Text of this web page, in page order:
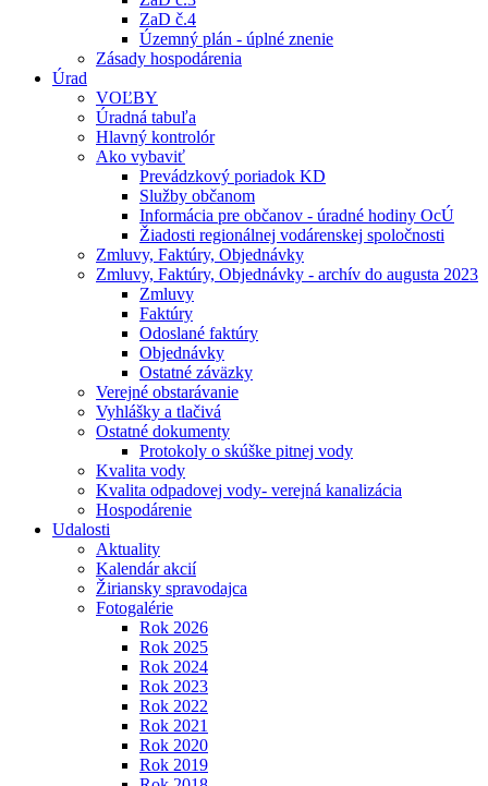
ZaD č.4
Územný plán - úplné znenie
Zásady hospodárenia
Úrad
VOĽBY
Úradná tabuľa
Hlavný kontrolór
Ako vybaviť
Prevádzkový poriadok KD
Služby občanom
Informácia pre občanov - úradné hodiny OcÚ
Žiadosti regionálnej vodárenskej spoločnosti
Zmluvy, Faktúry, Objednávky
Zmluvy, Faktúry, Objednávky - archív do augusta 2023
Zmluvy
Faktúry
Odoslané faktúry
Objednávky
Ostatné záväzky
Verejné obstarávanie
Vyhlášky a tlačivá
Ostatné dokumenty
Protokoly o skúške pitnej vody
Kvalita vody
Kvalita odpadovej vody- verejná kanalizácia
Hospodárenie
Udalosti
Aktuality
Kalendár akcií
Žiriansky spravodajca
Fotogalérie
Rok 2026
Rok 2025
Rok 2024
Rok 2023
Rok 2022
Rok 2021
Rok 2020
Rok 2019